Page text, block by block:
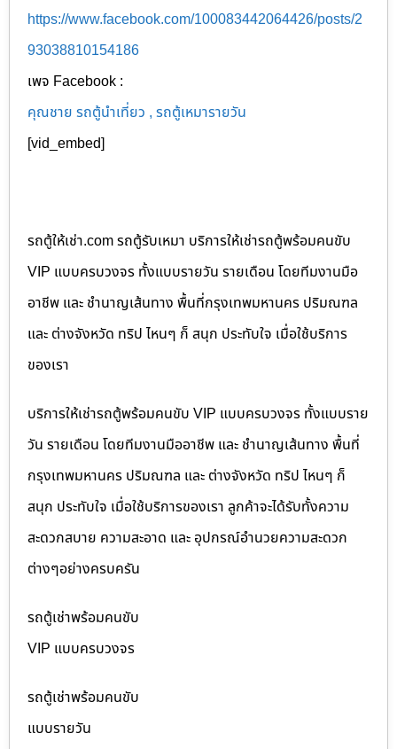
https://www.facebook.com/100083442064426/posts/2
93038810154186
เพจ Facebook :
คุณชาย รถตู้นำเที่ยว , รถตู้เหมารายวัน
[vid_embed]
รถตู้ให้เช่า.com รถตู้รับเหมา บริการให้เช่ารถตู้พร้อมคนขับ
VIP แบบครบวงจร ทั้งแบบรายวัน รายเดือน โดยทีมงานมือ
อาชีพ และ ชำนาญเส้นทาง พื้นที่กรุงเทพมหานคร ปริมณฑล
และ ต่างจังหวัด ทริป ไหนๆ ก็ สนุก ประทับใจ เมื่อใช้บริการ
ของเรา
บริการให้เช่ารถตู้พร้อมคนขับ VIP แบบครบวงจร ทั้งแบบราย
วัน รายเดือน โดยทีมงานมืออาชีพ และ ชำนาญเส้นทาง พื้นที่
กรุงเทพมหานคร ปริมณฑล และ ต่างจังหวัด ทริป ไหนๆ ก็
สนุก ประทับใจ เมื่อใช้บริการของเรา ลูกค้าจะได้รับทั้งความ
สะดวกสบาย ความสะอาด และ อุปกรณ์อำนวยความสะดวก
ต่างๆอย่างครบครัน
รถตู้เช่าพร้อมคนขับ
VIP แบบครบวงจร
รถตู้เช่าพร้อมคนขับ
แบบรายวัน